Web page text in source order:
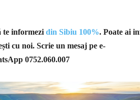
te informezi din Sibiu 100%. Poate ai
cu noi. Scrie un mesaj pe e-
0752.060.007